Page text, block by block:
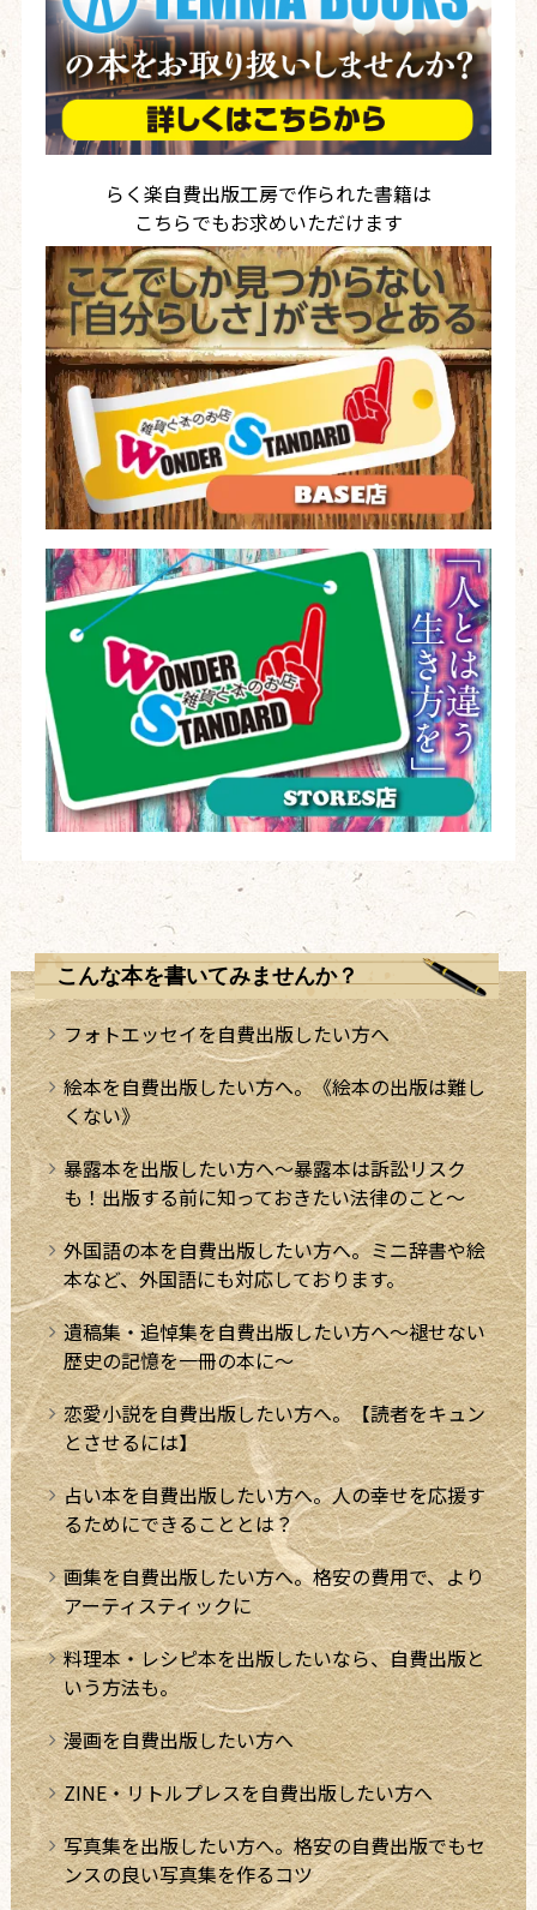
らく楽自費出版工房で作られた書籍は
こちらでもお求めいただけます
こんな本を書いてみませんか？
フォトエッセイを自費出版したい方へ
絵本を自費出版したい方へ。《絵本の出版は難し
くない》
暴露本を出版したい方へ～暴露本は訴訟リスク
も！出版する前に知っておきたい法律のこと～
外国語の本を自費出版したい方へ。ミニ辞書や絵
本など、外国語にも対応しております。
遺稿集・追悼集を自費出版したい方へ～褪せない
歴史の記憶を一冊の本に～
恋愛小説を自費出版したい方へ。【読者をキュン
とさせるには】
占い本を自費出版したい方へ。人の幸せを応援す
るためにできることとは？
画集を自費出版したい方へ。格安の費用で、より
アーティスティックに
料理本・レシピ本を出版したいなら、自費出版と
いう方法も。
漫画を自費出版したい方へ
ZINE・リトルプレスを自費出版したい方へ
写真集を出版したい方へ。格安の自費出版でもセ
ンスの良い写真集を作るコツ